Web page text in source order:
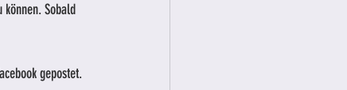
Sobald
gepostet.